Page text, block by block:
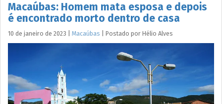
Macaúbas: Homem mata esposa e depois
é encontrado morto dentro de casa
10 de janeiro de 2023 Macaúbas Postado por Hélio Alves